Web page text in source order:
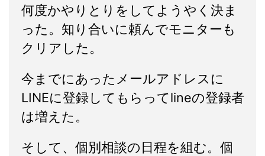
何度かやりとりをしてようやく決ま
った。知り合いに頼んでモニターも
クリアした。
今までにあったメールアドレスに
LINEに登録してもらってlineの登録者
は増えた。
そして、個別相談の日程を組む。個